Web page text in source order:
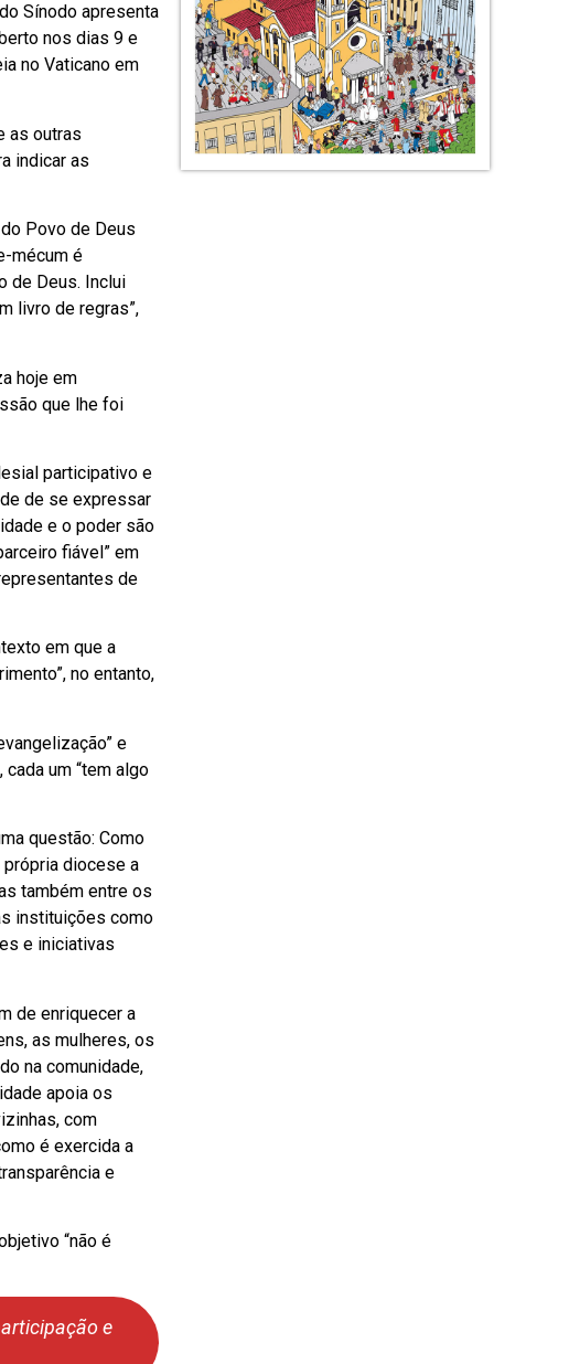
Sínodo apresenta
nos dias 9 e
no Vaticano em
as outras
indicar as
Povo de Deus
mécum é
de Deus. Inclui
livro de regras”,
hoje em
que lhe foi
participativo e
de se expressar
e o poder são
fiável” em
de
em que a
no entanto,
e
um “tem algo
questão: Como
própria diocese a
também entre os
instituições como
e iniciativas
de enriquecer a
as mulheres, os
na comunidade,
apoia os
com
é exercida a
e
“não é
e